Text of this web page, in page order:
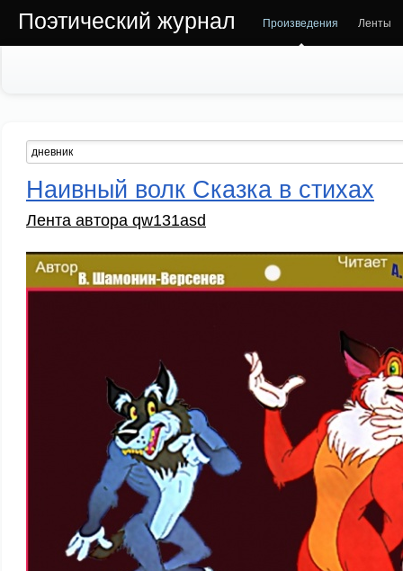
Поэтический журнал Произведения Ленты
Наивный волк Сказка в стихах
Лента автора qw131asd